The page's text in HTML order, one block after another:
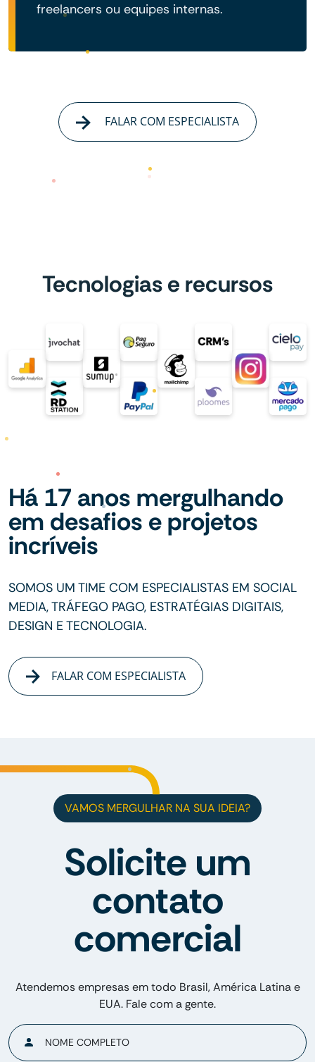
freelancers ou equipes internas.
FALAR COM ESPECIALISTA
Tecnologias e recursos
Há 17 anos mergulhando
em desafios e projetos
incríveis
SOMOS UM TIME COM ESPECIALISTAS EM SOCIAL
MEDIA, TRÁFEGO PAGO, ESTRATÉGIAS DIGITAIS,
DESIGN E TECNOLOGIA.
FALAR COM ESPECIALISTA
VAMOS MERGULHAR NA SUA IDEIA?
Solicite um
contato
comercial
Atendemos empresas em todo Brasil, América Latina e
EUA. Fale com a gente.
NOME COMPLETO